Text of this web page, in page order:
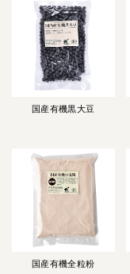
国産有機黒大豆
国産有機全粒粉